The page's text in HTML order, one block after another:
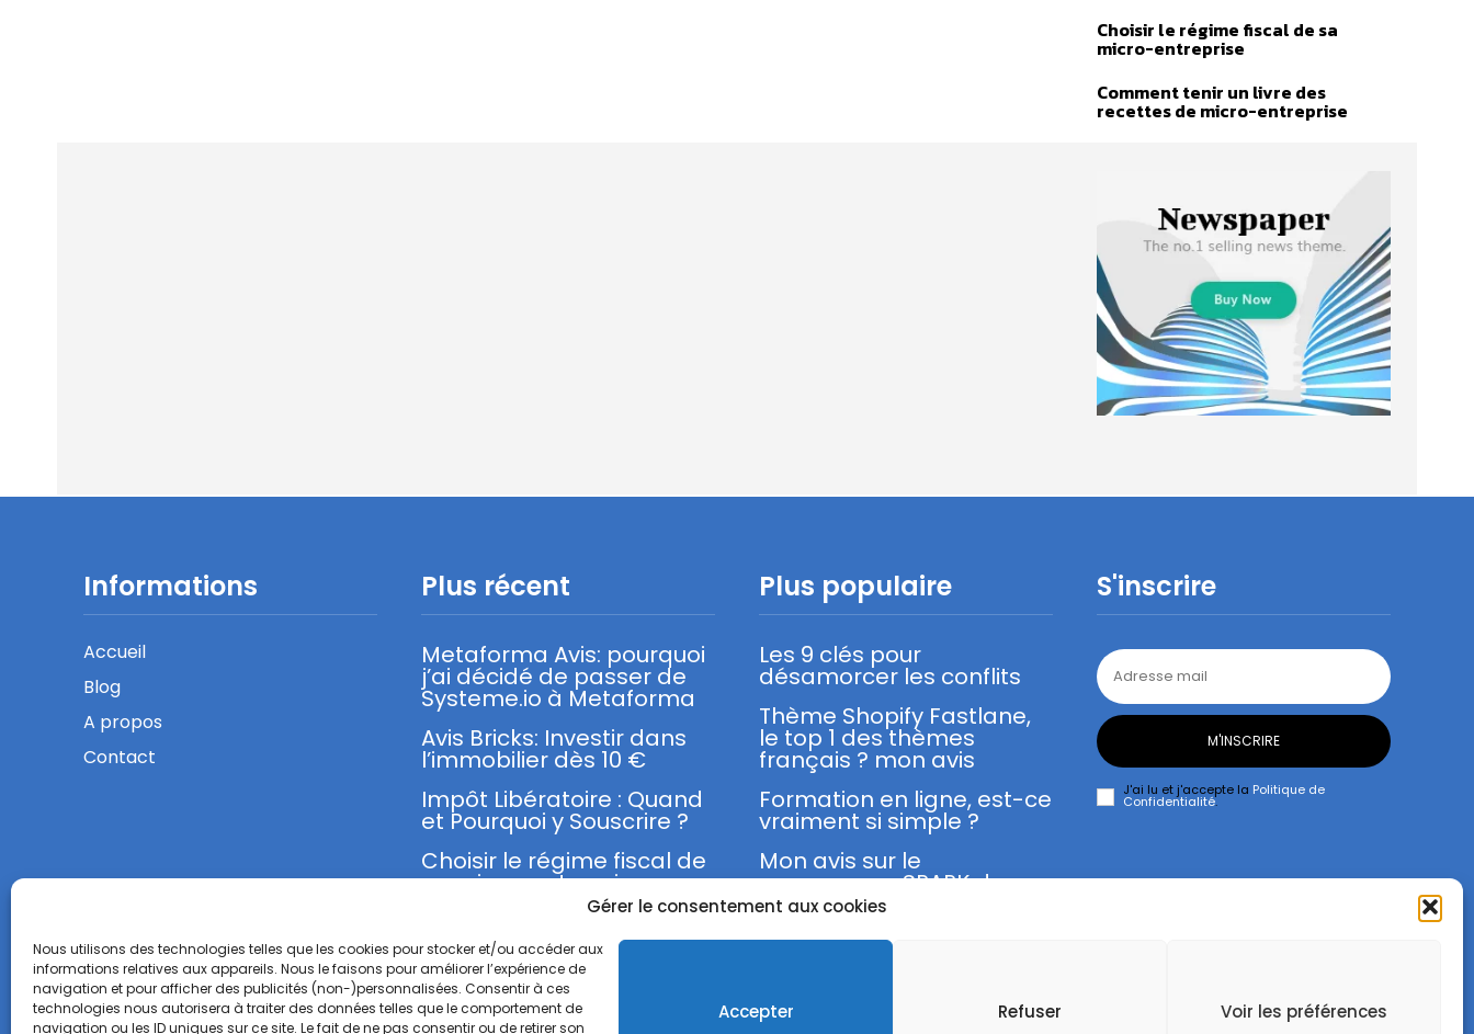
Gérer le consentement aux cookies
Nous utilisons des technologies telles que les cookies pour stocker et/ou accéder aux
informations relatives aux appareils. Nous le faisons pour améliorer l’expérience de
navigation et pour afficher des publicités (non-)personnalisées. Consentir à ces
technologies nous autorisera à traiter des données telles que le comportement de
navigation ou les ID uniques sur ce site. Le fait de ne pas consentir ou de retirer son
Accepter Refuser Voir les préférences
Choisir le régime fiscal de sa
micro-entreprise
Comment tenir un livre des
recettes de micro-entreprise
Informations
Accueil
Blog
A propos
Contact
Plus récent
Metaforma Avis: pourquoi
j’ai décidé de passer de
Systeme.io à Metaforma
Avis Bricks: Investir dans
l’immobilier dès 10 €
Impôt Libératoire : Quand
et Pourquoi y Souscrire ?
Choisir le régime fiscal de
sa micro-entreprise
Plus populaire
Les 9 clés pour
désamorcer les conflits
Thème Shopify Fastlane,
le top 1 des thèmes
français ? mon avis
Formation en ligne, est-ce
vraiment si simple ?
Mon avis sur le
programme SPARK de
Franck Nicolas
S'inscrire
M'INSCRIRE
J'ai lu et j'accepte la Politique de
Confidentialité.
Mentions légales Politique de confidentialité